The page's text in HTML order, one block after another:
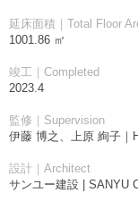
延床面積｜Total Floor
1001.86 ㎡
竣工｜Completed
2023.4
監修｜Supervision
伊藤 博之、上原 絢子｜
設計｜Architect
サンユー建設 | SANYU